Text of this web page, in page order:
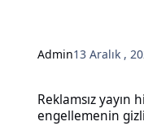
Admin13 Aralık ,
Reklamsız yayın
engellemenin